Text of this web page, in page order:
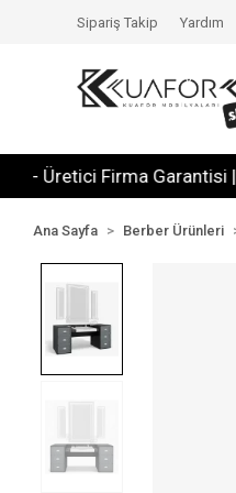
Firma Garantisi |
Sipariş Takip Yardım
Ana Sayfa Berber Ürünleri